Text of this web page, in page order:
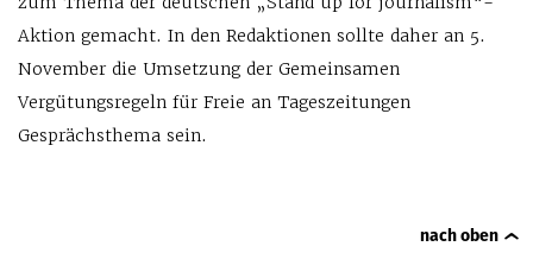
Aktion gemacht. In den Redaktionen sollte daher an 5.
November die Umsetzung der Gemeinsamen
Vergütungsregeln für Freie an Tageszeitungen
Gesprächsthema sein.
nach oben